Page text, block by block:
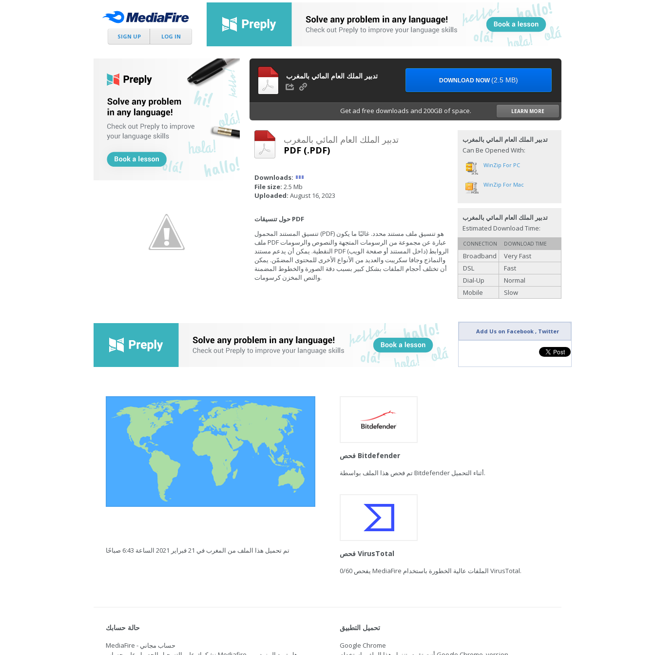
SIGN UP LOG IN
Get ad free downloads and 200GB of space. LEARN MORE
تدبير الملك العام المائي بالمغرب
PDF (.PDF)
Downloads:
File size: 2.5 Mb
Uploaded: August 16, 2023
حول تنسيقات PDF
تنسيق المستند المحمول (PDF) هو تنسيق ملف مستند محدد. غالبًا ما يكون
ملف PDF عبارة عن مجموعة من الرسومات المتجهة والنصوص والرسومات
النقطية. يمكن أن يدعم مستند PDF الروابط (داخل المستند أو صفحة الويب)
والنماذج وجافا سكريبت والعديد من الأنواع الأخرى للمحتوى المضمّن. يمكن
أن تختلف أحجام الملفات بشكل كبير بسبب دقة الصورة والخطوط المضمنة
والنص المخزن كرسومات.
تدبير الملك العام المائي بالمغرب
Can Be Opened With:
WinZip For PC
WinZip For Mac
تدبير الملك العام المائي بالمغرب
Estimated Download Time:
CONNECTION DOWNLOAD TIME
Broadband
Very Fast
DSL
Fast
Dial-Up
Normal
Mobile
Slow
تدبير الملك العام المائي بالمغرب DOWNLOAD NOW(2.5 MB)
Add Us on Facebook , Twitter
تم تحميل هذا الملف من المغرب في 21 فبراير 2021 الساعة 6:43 صباحًا
فحص Bitdefender
تم فحص هذا الملف بواسطة Bitdefender أثناء التحميل.
فحص VirusTotal
0/60 يفحص MediaFire الملفات عالية الخطورة باستخدام VirusTotal.
حالة حسابك
MediaFire - حساب مجاني
تحميل التطبيق
Google Chrome